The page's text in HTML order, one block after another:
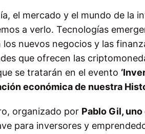
el mercado y el mundo de la
a verlo. Tecnologías
los nuevos negocios y las
que ofrecen las
se tratarán en el evento
económica de nuestra
organizado por Pablo Gil,
para inversores y